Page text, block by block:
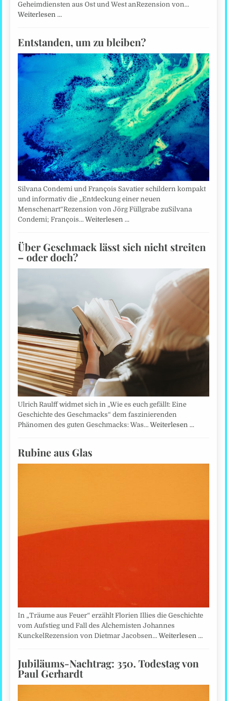
Geheimdiensten aus Ost und West anRezension von…
Weiterlesen …
Entstanden, um zu bleiben?
Silvana Condemi und François Savatier schildern kompakt
und informativ die „Entdeckung einer neuen
Menschenart“Rezension von Jörg Füllgrabe zuSilvana
Condemi; François…Weiterlesen …
Über Geschmack lässt sich nicht streiten
– oder doch?
Ulrich Raulff widmet sich in „Wie es euch gefällt: Eine
Geschichte des Geschmacks“ dem faszinierenden
Phänomen des guten Geschmacks: Was…Weiterlesen …
Rubine aus Glas
In „Träume aus Feuer“ erzählt Florien Illies die Geschichte
vom Aufstieg und Fall des Alchemisten Johannes
KunckelRezension von Dietmar Jacobsen…Weiterlesen …
Jubiläums-Nachtrag: 350. Todestag von
Paul Gerhardt